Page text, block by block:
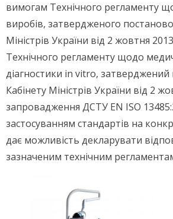
вимогам Технічного регламенту
виробів, затвердженого
Міністрів України від 2 жовтня
Технічного регламенту щодо
діагностики in vitro,
Кабінету Міністрів України від 2
запровадження ДСТУ EN ISO
застосуванням стандартів на
дає можливість декларувати
зазначеним технічним